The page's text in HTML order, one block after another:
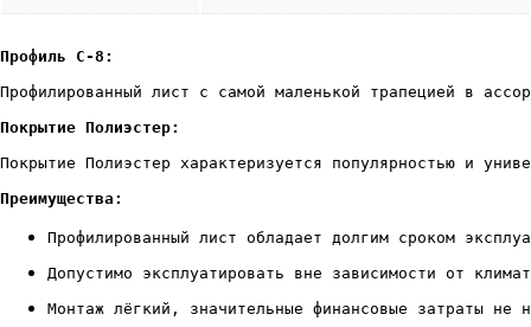
Профилированный лист с самой маленькой трапецией в
Покрытие Полиэстер:
Покрытие Полиэстер характеризуется популярностью и
Преимущества:
Профилированный лист обладает долгим сроком
Допустимо эксплуатировать вне зависимости от
Монтаж лёгкий, значительные финансовые затраты не